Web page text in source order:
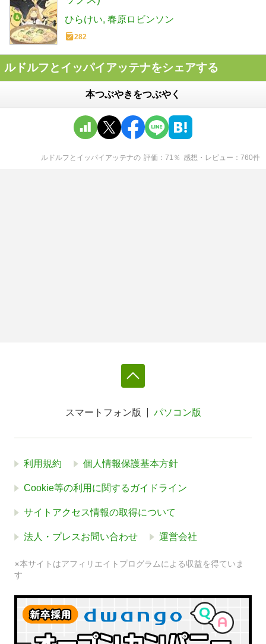
ひらけい 春原ロビンソン
282
ルドルフとイッパイアッテナをシェアする
本つぶやきをつぶやく
ルドルフとイッパイアッテナの 評価 71 ％ 感想・レビュー 760件
スマートフォン版 パソコン版
利用規約 個人情報保護基本方針
Cookie等の利用に関するガイドライン
サイトアクセス情報の取得について
法人・プレスお問い合わせ 運営会社
※本サイトはアフィリエイトプログラムによる収益を得ていま
す